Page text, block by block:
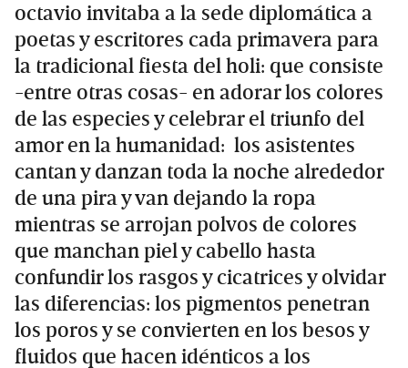
octavio invitaba a la sede diplomática a
poetas y escritores cada primavera para
la tradicional fiesta del holi: que consiste
-entre otras cosas- en adorar los colores
de las especies y celebrar el triunfo del
amor en la humanidad: los asistentes
cantan y danzan toda la noche alrededor
de una pira y van dejando la ropa
mientras se arrojan polvos de colores
que manchan piel y cabello hasta
confundir los rasgos y cicatrices y olvidar
las diferencias: los pigmentos penetran
los poros y se convierten en los besos y
fluidos que hacen idénticos a los